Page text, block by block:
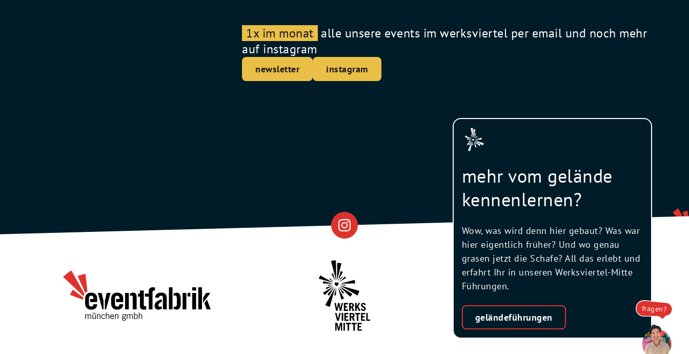
1x im monat alle unsere events im werksviertel per email und noch mehr
auf instagram
newsletter instagram
fragen?
mehr vom gelände
kennenlernen?
Wow, was wird denn hier gebaut? Was war
hier eigentlich früher? Und wo genau
grasen jetzt die Schafe? All das erlebt und
erfahrt Ihr in unseren Werksviertel-Mitte
Führungen.
geländeführungen